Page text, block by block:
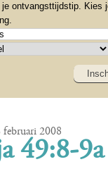
je ontvangsttijdstip. Kies
februari 2008
49:8-9a